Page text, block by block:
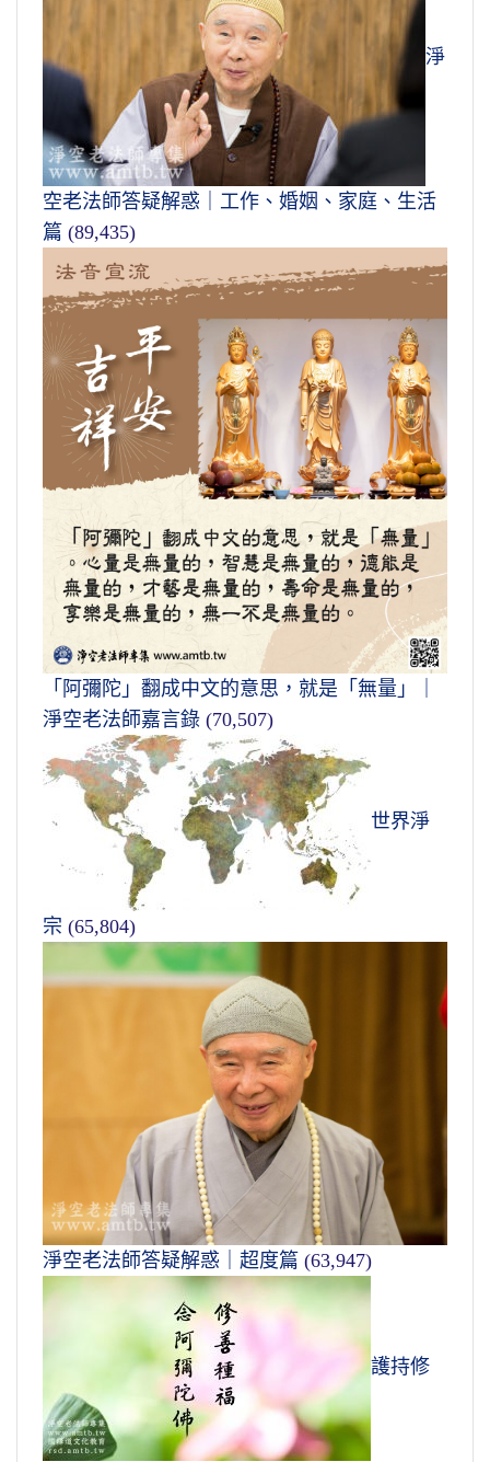
淨
空老法師答疑解惑｜工作、婚姻、家庭、生活
篇 (89,435)
「阿彌陀」翻成中文的意思，就是「無量」｜
淨空老法師嘉言錄 (70,507)
世界淨
宗 (65,804)
淨空老法師答疑解惑｜超度篇 (63,947)
護持修